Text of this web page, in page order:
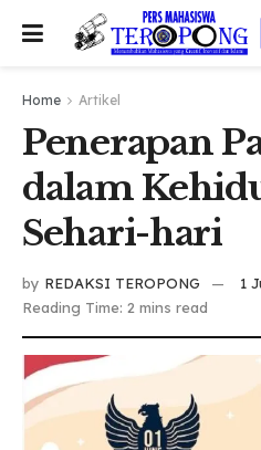
Home Artikel
Penerapan
dalam
Sehari-hari
by REDAKSI TEROPONG
1
Reading Time: 2 mins read